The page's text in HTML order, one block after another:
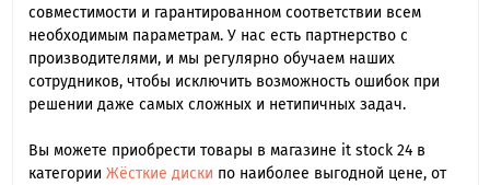
совместимости и гарантированном соответствии всем
необходимым параметрам. У нас есть партнерство с
производителями, и мы регулярно обучаем наших
сотрудников, чтобы исключить возможность ошибок при
решении даже самых сложных и нетипичных задач.
Вы можете приобрести товары в магазине it stock 24 в
категории Жёсткие диски по наиболее выгодной цене, от